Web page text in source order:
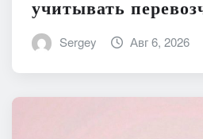
учитывать
Sergey Авг 6, 2026